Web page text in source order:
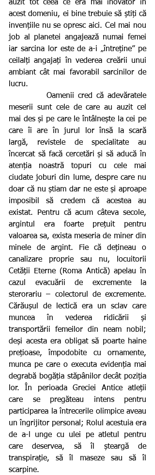
auzit tot ceea ce era mai inovator în
acest domeniu, ei bine trebuie să știți că
invențiile nu se opresc aici. Cel mai nou
job al planetei angajează numai femei
iar sarcina lor este de a-i „întreține” pe
ceilalți angajați în vederea creării unui
ambiant cât mai favorabil sarcinilor de
lucru.
          Oamenii cred că adevăratele
meserii sunt cele de care au auzit cel
mai des și pe care le întâlnește la cei pe
care îi are în jurul lor însă la scară
largă, revistele de specialitate au
încercat să facă cercetări și să aducă în
atenția noastră topuri cu cele mai
ciudate joburi din lume, despre care nu
doar că nu știam dar ne este și aproape
imposibil să credem că acestea au
existat. Pentru că acum câteva secole,
argintul era foarte prețuit pentru
valoarea sa, exista meseria de miner din
minele de argint. Fie că dețineau o
canalizare proprie sau nu, locuitorii
Cetății Eterne (Roma Antică) apelau în
cazul evacuării de excremente la
sterorariu – colectorul de excremente.
Cărăușul de lectică era un sclav care
muncea în vederea ridicării și
transportării femeilor din neam nobil;
deși acesta era obligat să poarte haine
prețioase, împodobite cu ornamente,
munca pe care o executa evidenția mai
degrabă bogăția stăpânilor decât poziția
lor. În perioada Greciei Antice atleții
care se pregăteau intens pentru
participarea la întrecerile olimpice aveau
un îngrijitor personal; Rolul acestuia era
de a-l unge cu ulei pe atletul pentru
care deservea, să îl șteargă de
transpirație, să îl maseze sau să îl
scarpine.